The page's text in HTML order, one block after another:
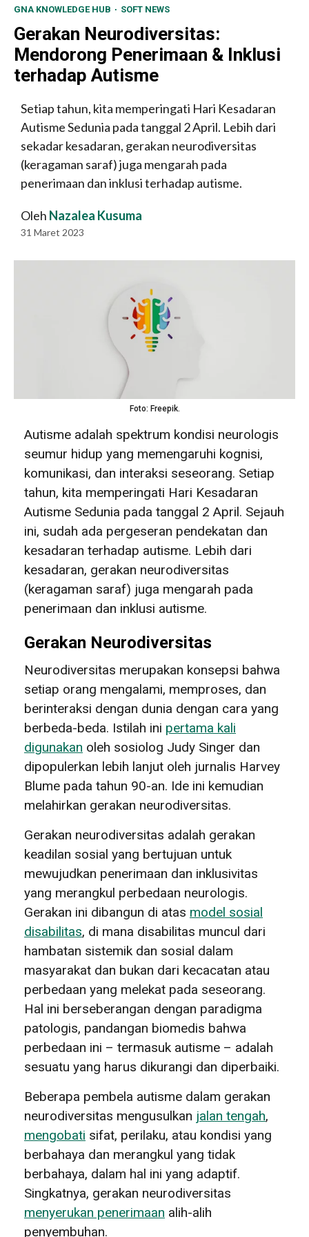
GNA KNOWLEDGE HUB SOFT NEWS
Gerakan Neurodiversitas:
Mendorong Penerimaan & Inklusi
terhadap Autisme
Setiap tahun, kita memperingati Hari Kesadaran
Autisme Sedunia pada tanggal 2 April. Lebih dari
sekadar kesadaran, gerakan neurodiversitas
(keragaman saraf) juga mengarah pada
penerimaan dan inklusi terhadap autisme.
Oleh Nazalea Kusuma
31 Maret 2023
Foto: Freepik.
Autisme adalah spektrum kondisi neurologis
seumur hidup yang memengaruhi kognisi,
komunikasi, dan interaksi seseorang. Setiap
tahun, kita memperingati Hari Kesadaran
Autisme Sedunia pada tanggal 2 April. Sejauh
ini, sudah ada pergeseran pendekatan dan
kesadaran terhadap autisme. Lebih dari
kesadaran, gerakan neurodiversitas
(keragaman saraf) juga mengarah pada
penerimaan dan inklusi autisme.
Gerakan Neurodiversitas
Neurodiversitas merupakan konsepsi bahwa
setiap orang mengalami, memproses, dan
berinteraksi dengan dunia dengan cara yang
berbeda-beda. Istilah ini pertama kali
digunakan oleh sosiolog Judy Singer dan
dipopulerkan lebih lanjut oleh jurnalis Harvey
Blume pada tahun 90-an. Ide ini kemudian
melahirkan gerakan neurodiversitas.
Gerakan neurodiversitas adalah gerakan
keadilan sosial yang bertujuan untuk
mewujudkan penerimaan dan inklusivitas
yang merangkul perbedaan neurologis.
Gerakan ini dibangun di atas model sosial
disabilitas, di mana disabilitas muncul dari
hambatan sistemik dan sosial dalam
masyarakat dan bukan dari kecacatan atau
perbedaan yang melekat pada seseorang.
Hal ini berseberangan dengan paradigma
patologis, pandangan biomedis bahwa
perbedaan ini – termasuk autisme – adalah
sesuatu yang harus dikurangi dan diperbaiki.
Beberapa pembela autisme dalam gerakan
neurodiversitas mengusulkan jalan tengah,
mengobati sifat, perilaku, atau kondisi yang
berbahaya dan merangkul yang tidak
berbahaya, dalam hal ini yang adaptif.
Singkatnya, gerakan neurodiversitas
menyerukan penerimaan alih-alih
penyembuhan.